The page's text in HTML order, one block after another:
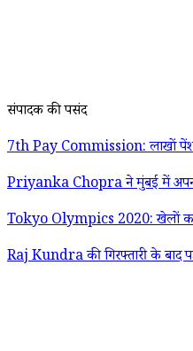
संपादक की पसंद
7th Pay Commission: लाखों
Priyanka Chopra ने मुंबई में अपनी
Tokyo Olympics 2020: खेलों का
Raj Kundra की गिरफ्तारी के बाद